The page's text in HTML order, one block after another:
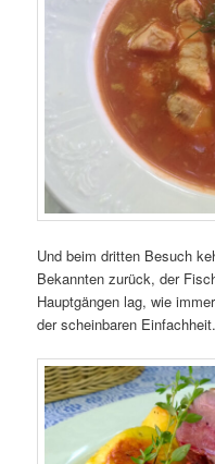
Und beim dritten Besuch
Bekannten zurück, der
Hauptgängen lag, wie
der scheinbaren Einfachheit.